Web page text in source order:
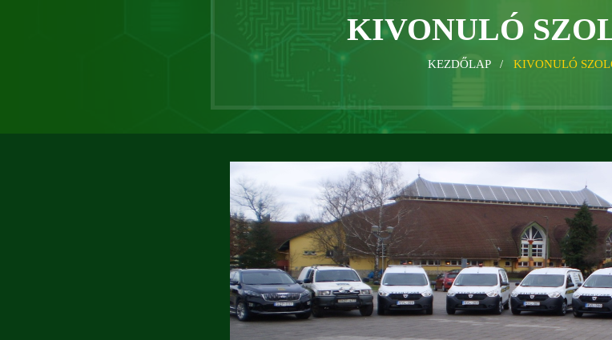
KIVONULÓ
KEZDŐLAP / KIVONULÓ